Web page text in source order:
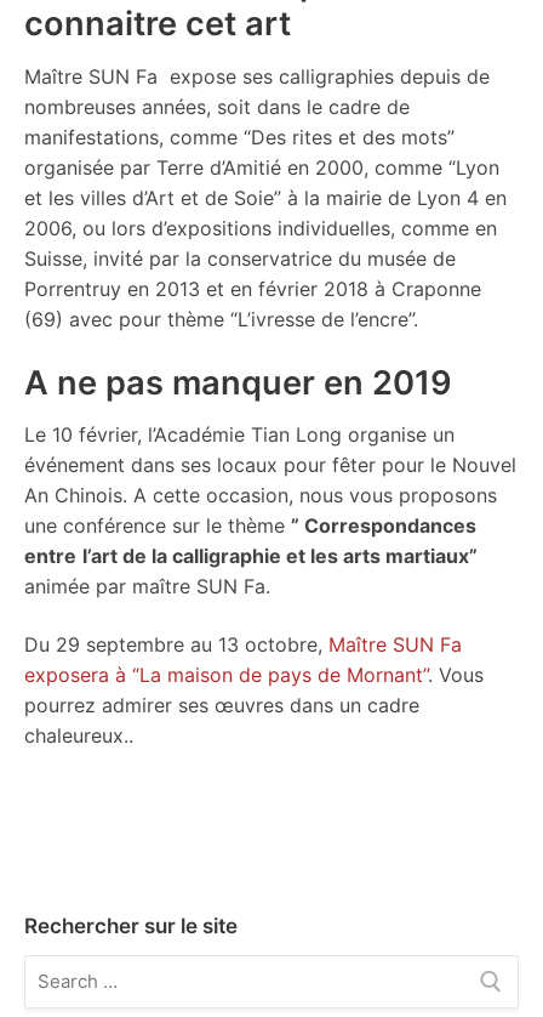
connaitre cet art
Maître SUN Fa expose ses calligraphies depuis de
nombreuses années, soit dans le cadre de
manifestations, comme “Des rites et des mots”
organisée par Terre d’Amitié en 2000, comme “Lyon
et les villes d’Art et de Soie” à la mairie de Lyon 4 en
2006, ou lors d’expositions individuelles, comme en
Suisse, invité par la conservatrice du musée de
Porrentruy en 2013 et en février 2018 à Craponne
(69) avec pour thème “L’ivresse de l’encre”.
A ne pas manquer en 2019
Le 10 février, l’Académie Tian Long organise un
événement dans ses locaux pour fêter pour le Nouvel
An Chinois. A cette occasion, nous vous proposons
une conférence sur le thème ” Correspondances
entre l’art de la calligraphie et les arts martiaux”
animée par maître SUN Fa.
Du 29 septembre au 13 octobre, Maître SUN Fa
exposera à “La maison de pays de Mornant”. Vous
pourrez admirer ses œuvres dans un cadre
chaleureux..
Rechercher sur le site